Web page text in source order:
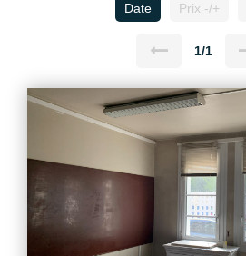
Date
Prix -/+
1/1